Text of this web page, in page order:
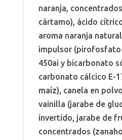
naranja,
cártamo), ácido
aroma naranja
impulsor (pirofosfato
450ai y bicarbonato
carbonato cálcico E-
maíz), canela en
vainilla (jarabe de
invertido, jarabe de
concentrados